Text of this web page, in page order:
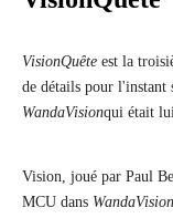
VisionQuête est la
de détails pour l'instant
WandaVisionqui était
Vision, joué par Paul
MCU dans WandaVision